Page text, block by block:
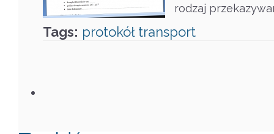
rodzaj
Tags: protokół transport